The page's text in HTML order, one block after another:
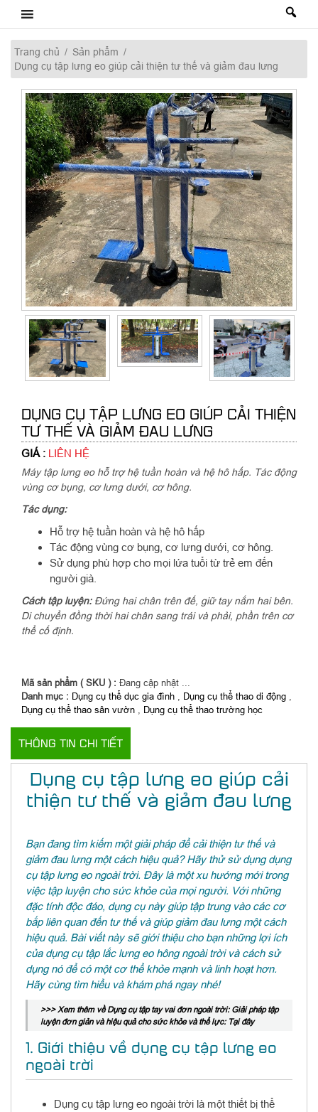
content
Trang chủ / Sản phẩm /
Dụng cụ tập lưng eo giúp cải thiện tư thế và giảm đau lưng
DỤNG CỤ TẬP LƯNG EO GIÚP CẢI THIỆN
TƯ THẾ VÀ GIẢM ĐAU LƯNG
GIÁ : LIÊN HỆ
Máy tập lưng eo hỗ trợ hệ tuần hoàn và hệ hô hấp. Tác động
vùng cơ bụng, cơ lưng dưới, cơ hông.
Tác dụng:
Hỗ trợ hệ tuần hoàn và hệ hô hấp
Tác động vùng cơ bụng, cơ lưng dưới, cơ hông.
Sử dụng phù hợp cho mọi lứa tuổi từ trẻ em đến
người già.
Cách tập luyện: Đứng hai chân trên đế, giữ tay nắm hai bên.
Di chuyển đồng thời hai chân sang trái và phải, phần trên cơ
thể cố định.
Mã sản phẩm ( SKU ) : Đang cập nhật ...
Danh mục : Dụng cụ thể dục gia đình Dụng cụ thể thao di động
Dụng cụ thể thao sân vườn
Dụng cụ thể thao trường học
THÔNG TIN CHI TIẾT
Dụng cụ tập lưng eo giúp cải
thiện tư thế và giảm đau lưng
Bạn đang tìm kiếm một giải pháp để cải thiện tư thế và
giảm đau lưng một cách hiệu quả? Hãy thử sử dụng dụng
cụ tập lưng eo ngoài trời. Đây là một xu hướng mới trong
việc tập luyện cho sức khỏe của mọi người. Với những
đặc tính độc đáo, dụng cụ này giúp tập trung vào các cơ
bắp liên quan đến tư thế và giúp giảm đau lưng một cách
hiệu quả. Bài viết này sẽ giới thiệu cho bạn những lợi ích
của dụng cụ tập lắc lưng eo hông ngoài trời và cách sử
dụng nó để có một cơ thể khỏe mạnh và linh hoạt hơn.
Hãy cùng tìm hiểu và khám phá ngay nhé!
>>> Xem thêm về Dụng cụ tập tay vai đơn ngoài trời: Giải pháp tập
luyện đơn giản và hiệu quả cho sức khỏe và thể lực: Tạiđây
1. Giới thiệu về dụng cụ tập lưng eo
ngoài trời
Dụng cụ tập lưng eo ngoài trời là một thiết bị thể